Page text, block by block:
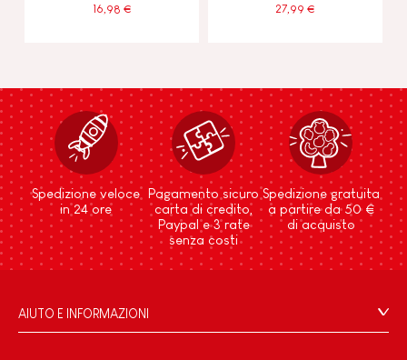
16,98 € 27,99 €
Spedizione veloce
in 24 ore
Pagamento sicuro
carta di credito,
Paypal e 3 rate
senza costi
Spedizione gratuita
a partire da 50 €
di acquisto
AIUTO E INFORMAZIONI